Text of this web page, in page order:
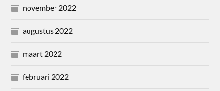
november 2022
augustus 2022
maart 2022
februari 2022